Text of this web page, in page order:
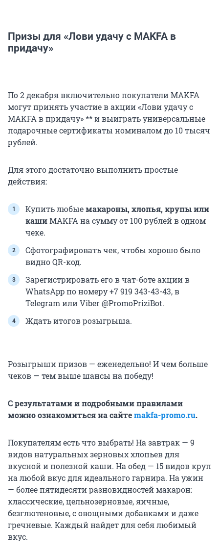
Призы для «Лови удачу с MAKFA в
придачу»
По 2 декабря включительно покупатели MAKFA
могут принять участие в акции «Лови удачу с
MAKFA в придачу» ** и выиграть универсальные
подарочные сертификаты номиналом до 10 тысяч
рублей.
Для этого достаточно выполнить простые
действия:
Купить любыемакароны, хлопья, крупы или
кашиMAKFA на сумму от 100 рублей в одном
чеке.
Сфотографировать чек, чтобы хорошо было
видно QR-код.
Зарегистрировать его в чат-боте акции в
WhatsApp по номеру +7 919 343-43-43, в
Telegram или Viber @PromoPriziBot.
Ждать итогов розыгрыша.
Розыгрыши призов — еженедельно! И чем больше
чеков — тем выше шансы на победу!
С результатами и подробными правилами
можно ознакомиться на сайтеmakfa-promo.ru.
Покупателям есть что выбрать! На завтрак — 9
видов натуральных зерновых хлопьев для
вкусной и полезной каши. На обед — 15 видов круп
на любой вкус для идеального гарнира. На ужин
— более пятидесяти разновидностей макарон:
классические, цельнозерновые, яичные,
безглютеновые, с овощными добавками и даже
гречневые. Каждый найдет для себя любимый
вкус.